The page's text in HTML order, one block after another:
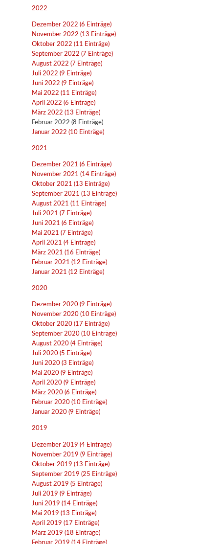
2022
Dezember 2022 (6 Einträge)
November 2022 (13 Einträge)
Oktober 2022 (11 Einträge)
September 2022 (7 Einträge)
August 2022 (7 Einträge)
Juli 2022 (9 Einträge)
Juni 2022 (9 Einträge)
Mai 2022 (11 Einträge)
April 2022 (6 Einträge)
März 2022 (13 Einträge)
Februar 2022 (8 Einträge)
Januar 2022 (10 Einträge)
2021
Dezember 2021 (6 Einträge)
November 2021 (14 Einträge)
Oktober 2021 (13 Einträge)
September 2021 (13 Einträge)
August 2021 (11 Einträge)
Juli 2021 (7 Einträge)
Juni 2021 (6 Einträge)
Mai 2021 (7 Einträge)
April 2021 (4 Einträge)
März 2021 (16 Einträge)
Februar 2021 (12 Einträge)
Januar 2021 (12 Einträge)
2020
Dezember 2020 (9 Einträge)
November 2020 (10 Einträge)
Oktober 2020 (17 Einträge)
September 2020 (10 Einträge)
August 2020 (4 Einträge)
Juli 2020 (5 Einträge)
Juni 2020 (3 Einträge)
Mai 2020 (9 Einträge)
April 2020 (9 Einträge)
März 2020 (6 Einträge)
Februar 2020 (10 Einträge)
Januar 2020 (9 Einträge)
2019
Dezember 2019 (4 Einträge)
November 2019 (9 Einträge)
Oktober 2019 (13 Einträge)
September 2019 (25 Einträge)
August 2019 (5 Einträge)
Juli 2019 (9 Einträge)
Juni 2019 (14 Einträge)
Mai 2019 (13 Einträge)
April 2019 (17 Einträge)
März 2019 (18 Einträge)
Februar 2019 (14 Einträge)